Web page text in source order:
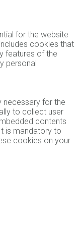
for the website
cookies that
features of the
personal
necessary for the
to collect user
contents
is mandatory to
cookies on your